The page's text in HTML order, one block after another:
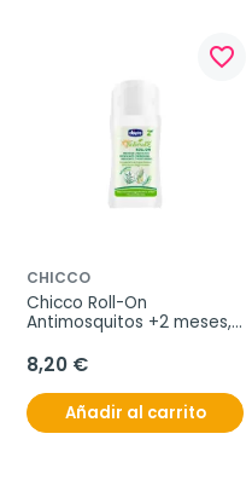
favorite_border
CHICCO
Chicco Roll-On
Antimosquitos +2 meses,
8,20 €
Añadir al carrito